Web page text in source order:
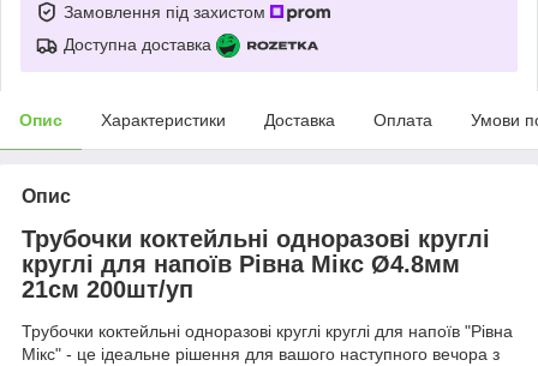
Замовлення під захистом
Доступна доставка
Опис Характеристики Доставка Оплата Умови
Опис
Трубочки коктейльні одноразові круглі
круглі для напоїв Рівна Мікс Ø4.8мм
21см 200шт/уп
Трубочки коктейльні одноразові круглі круглі для напоїв "Рівна
Мікс" - це ідеальне рішення для вашого наступного вечора з